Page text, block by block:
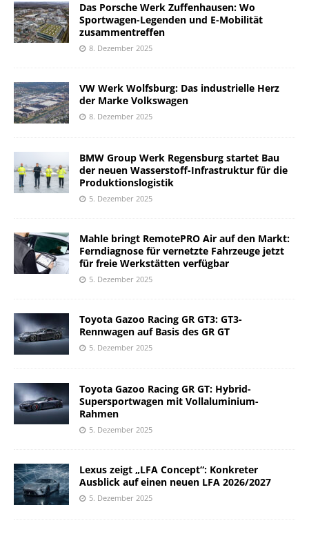
Das Porsche Werk Zuffenhausen: Wo
Sportwagen-Legenden und E-Mobilität
zusammentreffen
8. Dezember 2025
VW Werk Wolfsburg: Das industrielle Herz
der Marke Volkswagen
8. Dezember 2025
BMW Group Werk Regensburg startet Bau
der neuen Wasserstoff-Infrastruktur für die
Produktionslogistik
5. Dezember 2025
Mahle bringt RemotePRO Air auf den Markt:
Ferndiagnose für vernetzte Fahrzeuge jetzt
für freie Werkstätten verfügbar
5. Dezember 2025
Toyota Gazoo Racing GR GT3: GT3-
Rennwagen auf Basis des GR GT
5. Dezember 2025
Toyota Gazoo Racing GR GT: Hybrid-
Supersportwagen mit Vollaluminium-
Rahmen
5. Dezember 2025
Lexus zeigt „LFA Concept“: Konkreter
Ausblick auf einen neuen LFA 2026/2027
5. Dezember 2025